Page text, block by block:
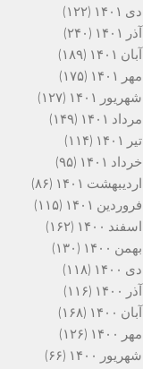
دی ۱۴۰۱
(۱۲۲)
آذر ۱۴۰۱
(۲۴۰)
آبان ۱۴۰۱
(۱۸۹)
مهر ۱۴۰۱
(۱۷۵)
شهریور ۱۴۰۱
(۱۲۷)
مرداد ۱۴۰۱
(۱۴۹)
تیر ۱۴۰۱
(۱۱۴)
خرداد ۱۴۰۱
(۹۵)
اردیبهشت ۱۴۰۱
(۸۶)
فروردین ۱۴۰۱
(۱۱۵)
اسفند ۱۴۰۰
(۱۶۲)
بهمن ۱۴۰۰
(۱۳۰)
دی ۱۴۰۰
(۱۱۸)
آذر ۱۴۰۰
(۱۱۶)
آبان ۱۴۰۰
(۱۶۸)
مهر ۱۴۰۰
(۱۲۶)
شهریور ۱۴۰۰
(۶۶)